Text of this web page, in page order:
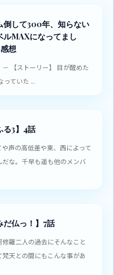
倒して300年、知らない
ルMAXになってまし
想
【ストーリー】 目が醒めた
っていた ...
る3】4話
声の高低差や東、西によって
だな。千早も遥も他のメンバ
だ仏っ！】7話
修羅二人の過去にそんなこと
梵天との間にもこんな事があ